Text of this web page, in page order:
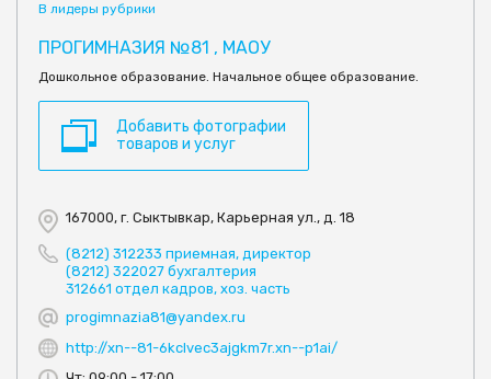
В лидеры рубрики
ПРОГИМНАЗИЯ №81 , МАОУ
Дошкольное образование. Начальное общее образование.
Добавить фотографии
товаров и услуг
167000, г. Сыктывкар, Карьерная ул., д. 18
(8212) 312233 приемная, директор
(8212) 322027 бухгалтерия
312661 отдел кадров, хоз. часть
progimnazia81@yandex.ru
http://xn--81-6kclvec3ajgkm7r.xn--p1ai/